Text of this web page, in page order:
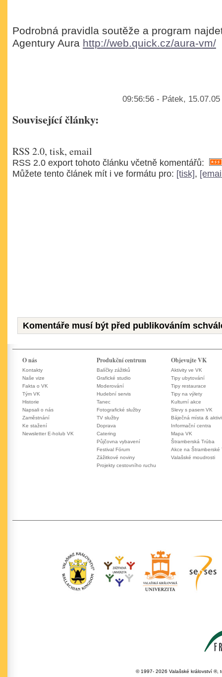
Podrobná pravidla soutěže a program
Agentury Aura http://web.quick.cz/aura-vm/
09:56:56 - Pátek,
Související články:
RSS 2.0, tisk, email
RSS 2.0 export tohoto článku včetně komentářů:
Můžete tento článek mít i ve formátu pro: [tisk],
Komentáře musí být před publikováním
O nás
Kontakty
Naše vize
Fakta o VK
Tým VK
Historie
Napsali o nás
Zaměstnání
Ke stažení
Newsletter E-holub VK
Produkční centrum
Balíčky zážitků
Grafické studio
Moderování
Hudební servis
Tanec
Fotografické služby
TV služby
Doprava
Catering
Půjčovna vybavení
Festival Fórum
Zážitkové noviny
Projekty cestovního ruchu
Objevujte VK
Aktivity ve VK
Tipy ubytování
Tipy restaurace
Tipy na výlety
Kulturní akce
Slevy s pasem VK
Báječná místa &
Informační centra
Mapa VK
Štramberská Trúba
Akce na Štramberské
Valašské moudrosti
© 1997- 2026 Valašské království ®,